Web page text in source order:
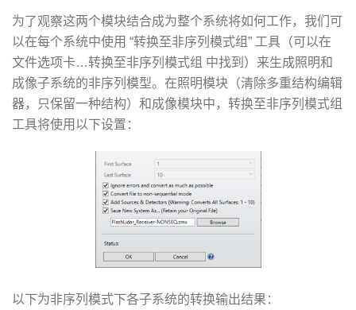
为了观察这两个模块结合成为整个系统将如何工作，我们可
以在每个系统中使用 “转换至非序列模式组” 工具（可以在
文件选项卡…转换至非序列模式组 中找到）来生成照明和
成像子系统的非序列模型。在照明模块（清除多重结构编辑
器，只保留一种结构）和成像模块中，转换至非序列模式组
工具将使用以下设置：
以下为非序列模式下各子系统的转换输出结果：